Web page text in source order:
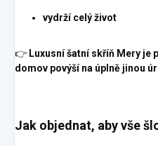
vydrží celý život
👉 Luxusní šatní skříň Mery je
domov povýší na úplně jinou
Jak objednat, aby vše